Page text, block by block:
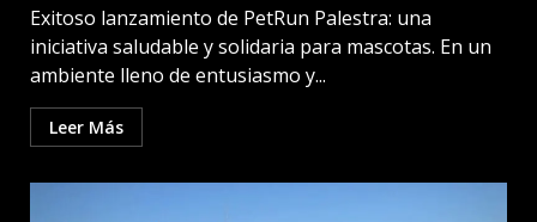
Exitoso lanzamiento de PetRun Palestra: una
iniciativa saludable y solidaria para mascotas. En un
ambiente lleno de entusiasmo y...
Leer Más